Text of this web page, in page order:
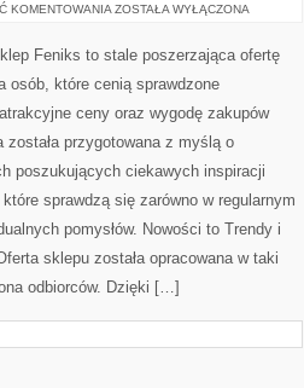
KOMENTOWANIA MONITORING
FIZYCZNE
ZOSTAŁA WYŁĄCZONA
Feniks to stale poszerzająca ofertę
osób, które cenią sprawdzone
ceny oraz wygodę zakupów
została przygotowana z myślą o
poszukujących ciekawych inspiracji
sprawdzą się zarówno w regularnym
pomysłów. Nowości to Trendy i
sklepu została opracowana w taki
odbiorców. Dzięki […]